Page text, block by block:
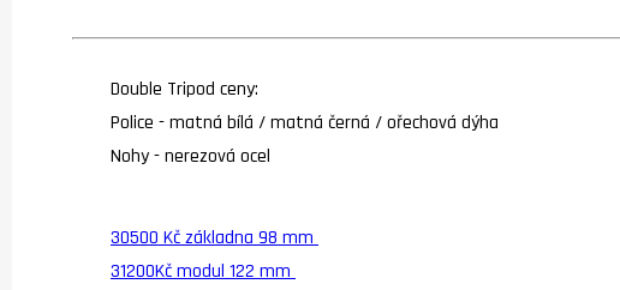
Double Tripod ceny:
Police - matná bílá / matná černá / ořechová dýha
Nohy - nerezová ocel
30500 Kč základna 98 mm
31200Kč modul 122 mm